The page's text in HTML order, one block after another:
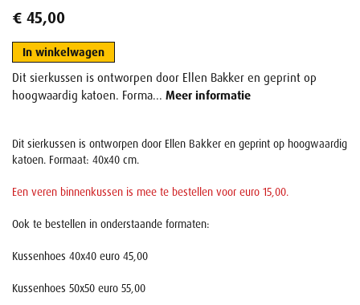
€ 45,00
In winkelwagen
Dit sierkussen is ontworpen door Ellen Bakker en geprint op
hoogwaardig katoen. Forma... Meer informatie
Dit sierkussen is ontworpen door Ellen Bakker en geprint op hoogwaardig
katoen. Formaat: 40x40 cm.
Een veren binnenkussen is mee te bestellen voor euro 15,00.
Ook te bestellen in onderstaande formaten:
Kussenhoes 40x40 euro 45,00
Kussenhoes 50x50 euro 55,00